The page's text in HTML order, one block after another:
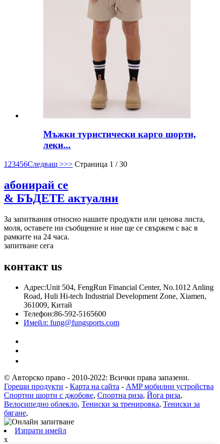
Мъжки туристически карго шорти,
леки...
1 23456Следващ >>> Страница 1 / 30
абонирай се
& БЪДЕТЕ актуални
За запитвания относно нашите продукти или ценова листа,
моля, оставете ни съобщение и ние ще се свържем с вас в
рамките на 24 часа.
запитване сега
контакт us
Адрес:Unit 504, FengRun Financial Center, No.1012 Anling
Road, Huli Hi-tech Industrial Development Zone, Xiamen,
361009, Китай
Телефон:86-592-5165600
Имейл: fung@fungsports.com
© Авторско право - 2010-2022: Всички права запазени.
Горещи продукти - Карта на сайта - AMP мобилни устройства
Спортни шорти с джобове, Спортна риза, Йога риза,
Велосипедно облекло, Тениски за тренировка, Тениски за
бягане,
Изпрати имейл
x